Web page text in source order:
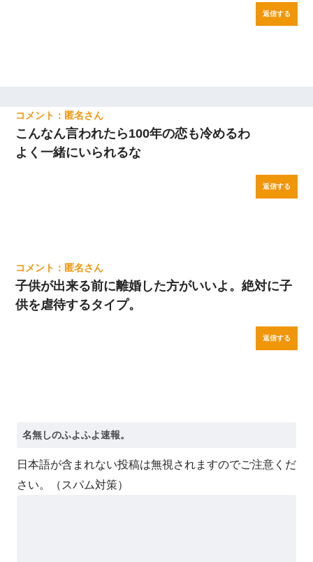
返信する
匿名
こんなん言われたら100年の恋も冷めるわ
よく一緒にいられるな
返信する
匿名
子供が出来る前に離婚した方がいいよ。絶対に子
供を虐待するタイプ。
返信する
日本語が含まれない投稿は無視されますのでご注意くだ
さい。（スパム対策）